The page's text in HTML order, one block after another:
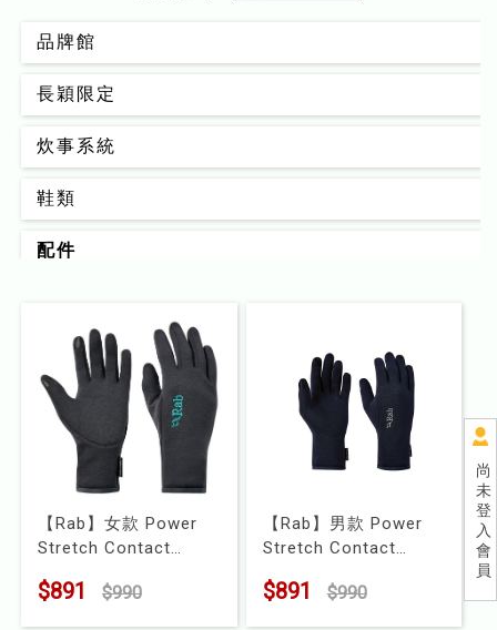
尚
未
登
入
會
員
品牌館
長穎限定
炊事系統
鞋類
配件
男款
女款
睡眠系統
器材裝備
【Rab】女款 Power
Stretch Contact
套
$891 $990
【Rab】男款 Power
Stretch Contact
套
$891 $990